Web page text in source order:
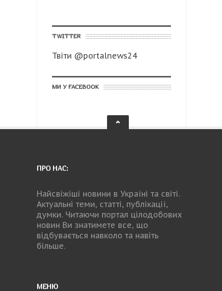
TWITTER
Твіти @portalnews24
МИ У FACEBOOK
ПРО НАС:
Найсвіжіші новини в Україні та світі.
Актуальні теми, статті, публікації,
думки. Читаючи портал цілодобових
новин Ви знатимете все, що
відбувається навколо та навіть
більше.
МЕНЮ